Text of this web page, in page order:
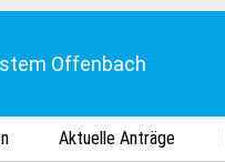
Offenbach
Aktuelle Anträge